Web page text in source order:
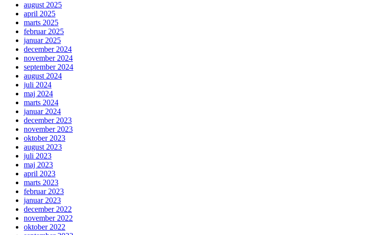
august 2025
april 2025
marts 2025
februar 2025
januar 2025
december 2024
november 2024
september 2024
august 2024
juli 2024
maj 2024
marts 2024
januar 2024
december 2023
november 2023
oktober 2023
august 2023
juli 2023
maj 2023
april 2023
marts 2023
februar 2023
januar 2023
december 2022
november 2022
oktober 2022